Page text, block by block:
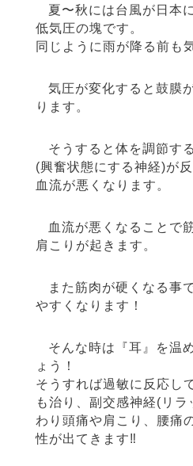
夏〜秋には台風が日本
低気圧の塊です。
同じように雨が降る前も
気圧が変化すると鼓膜
ります。
そうすると体を調節す
(興奮状態にする神経)が
血流が悪くなります。
血流が悪くなることで
肩こりが起きます。
また筋肉が硬くなる事
やすくなります！
そんな時は『耳』を温
ょう！
そうすれば過敏に反応し
も治り、副交感神経(リ
わり頭痛や肩こり、腰痛
性が出てきます‼︎